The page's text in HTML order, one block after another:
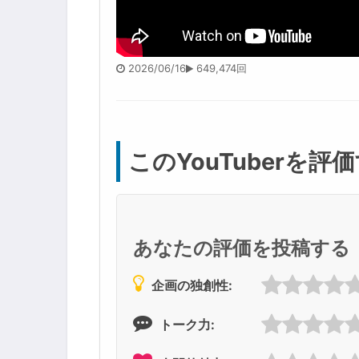
2026/06/16 649,474回
このYouTuberを評
あなたの評価を投稿する
企画の独創性:
トーク力: